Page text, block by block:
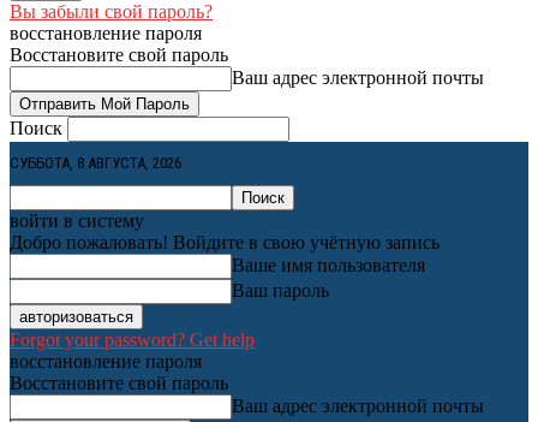
Вы забыли свой пароль?
восстановление пароля
Восстановите свой пароль
Ваш адрес электронной почты
Поиск
СУББОТА, 8 АВГУСТА, 2026
войти в систему
Добро пожаловать! Войдите в свою учётную запись
Ваше имя пользователя
Ваш пароль
Forgot your password? Get help
восстановление пароля
Восстановите свой пароль
Ваш адрес электронной почты